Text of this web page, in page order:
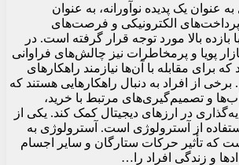
به عنوان یک پدیده نوآورانه، به عنوان
الکترونیکی و فرصت‌های
بازده بالا مورد توجه قرار گرفته است. در
پویا و پرمخاطرات نیز چالش‌های فراوانی
که برای مقابله با آن‌ها نیازمند راهکارهای
از افراد به دنبال راهکارهایی هستند که
و تصمیم‌گیری‌های مرتبط با خرید،
در ارزهای دیجیتال کمک کند. یکی از
استفاده از آسترولوژی است. آسترولوژی به
که تأثیر حرکات ستارگان و سایر اجسام
و زندگی افراد را…